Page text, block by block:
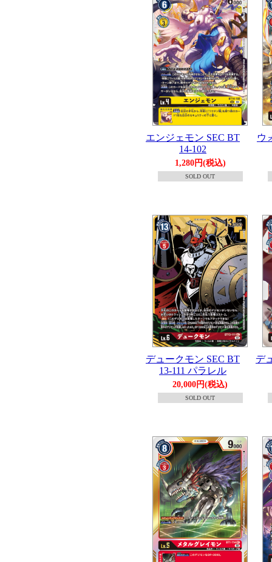
エンジェモン SEC BT
14-102
1,280円(税込)
SOLD OUT
ウ
デュークモン SEC BT
13-111 パラレル
20,000円(税込)
SOLD OUT
デ